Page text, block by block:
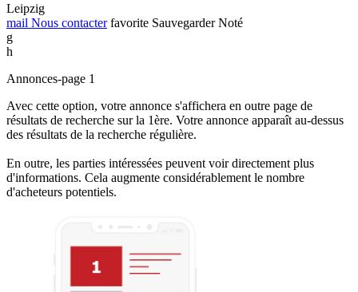
Leipzig
mail Nous contacter favorite Sauvegarder Noté
g
h
Annonces-page 1
Avec cette option, votre annonce s'affichera en outre page de
résultats de recherche sur la 1ère. Votre annonce apparaît au-dessus
des résultats de la recherche régulière.
En outre, les parties intéressées peuvent voir directement plus
d'informations. Cela augmente considérablement le nombre
d'acheteurs potentiels.